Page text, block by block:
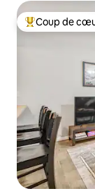
Coups de cœur
Coup de